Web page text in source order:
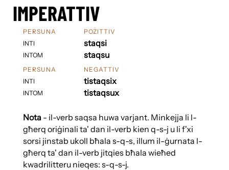
IMPERATTIV
PERSUNA
INTI
INTOM
POŻITTIV
staqsi
staqsu
PERSUNA
INTI
INTOM
NEGATTIV
tistaqsix
tistaqsux
Nota- il-verb saqsa huwa varjant. Minkejja li l-
għerq oriġinali ta' dan il-verb kien q-s-j u li f'xi
sorsi jinstab ukoll bħala s-q-s, illum il-ġurnata l-
għerq ta' dan il-verb jitqies bħala wieħed
kwadrilitteru nieqes: s-q-s-j.